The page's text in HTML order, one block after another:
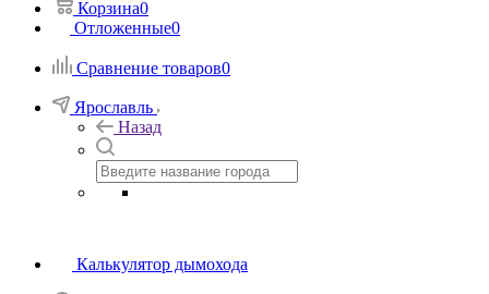
Корзина0
Отложенные0
Сравнение товаров0
Ярославль
Назад
Калькулятор дымохода